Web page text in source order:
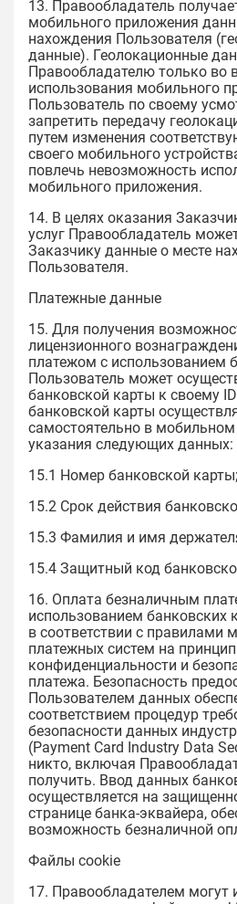
13. Правообладатель
мобильного приложения
нахождения Пользователя
данные). Геолокационные
Правообладателю только во
использования мобильного
Пользователь по своему
запретить передачу
путем изменения
своего мобильного
повлечь невозможность
мобильного приложения.
14. В целях оказания
услуг Правообладатель
Заказчику данные о месте
Пользователя.
Платежные данные
15. Для получения
лицензионного
платежом с использованием
Пользователь может
банковской карты к своему
банковской карты
самостоятельно в
указания следующих данных:
15.1 Номер банковской карты;
15.2 Срок действия
15.3 Фамилия и имя
15.4 Защитный код
16. Оплата безналичным
использованием банковских
в соответствии с правилами
платежных систем на
конфиденциальности и
платежа. Безопасность
Пользователем данных
соответствием процедур
безопасности данных
(Payment Card Industry Data
никто, включая
получить. Ввод данных
осуществляется на
странице банка-эквайера,
возможность безналичной
Файлы cookie
17. Правообладателем могут